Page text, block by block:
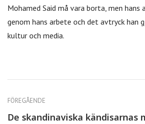
Mohamed Said må vara borta, men hans
genom hans arbete och det avtryck han
kultur och media.
FÖREGÅENDE
De skandinaviska kändisarnas